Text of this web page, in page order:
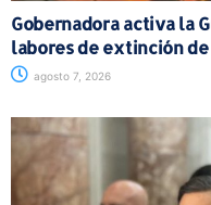
Gobernadora activa la
labores de extinción
agosto 7, 2026